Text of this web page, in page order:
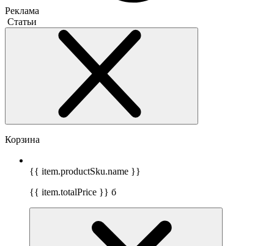
Реклама
Статьи
Корзина
{{ item.productSku.name }}
{{ item.totalPrice }} б